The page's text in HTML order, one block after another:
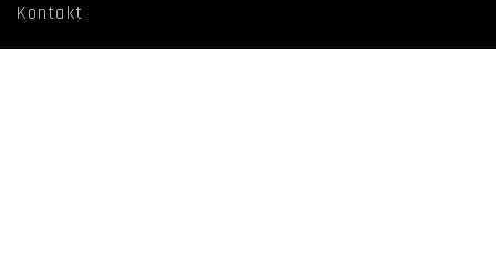
Kontakt